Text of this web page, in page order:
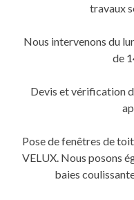
travaux
Nous intervenons du
de
Devis et vérification
Pose de fenêtres de
VELUX. Nous posons
baies